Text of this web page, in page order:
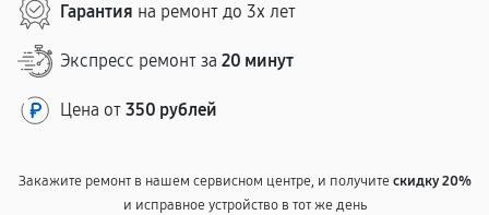
Гарантия на ремонт до 3х лет
Экспресс ремонт за 20 минут
Цена от 350 рублей
Закажите ремонт в нашем сервисном центре, и получитескидку 20%
и исправное устройство в тот же день